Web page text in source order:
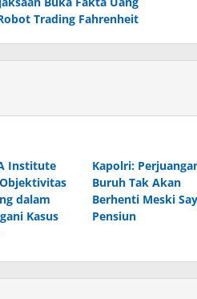
Trading Fahrenheit
Institute
dalam
Kasus
Kapolri:
Buruh Tak Akan
Berhenti Meski
Pensiun